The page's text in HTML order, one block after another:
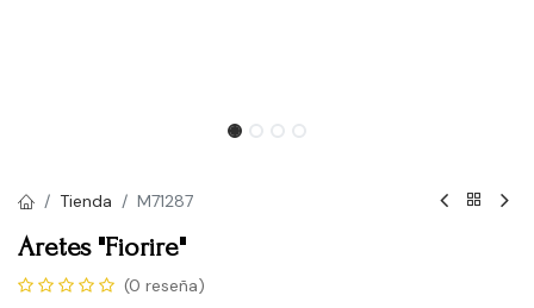
Tienda M71287
Aretes "Fiorire"
(0 reseña)